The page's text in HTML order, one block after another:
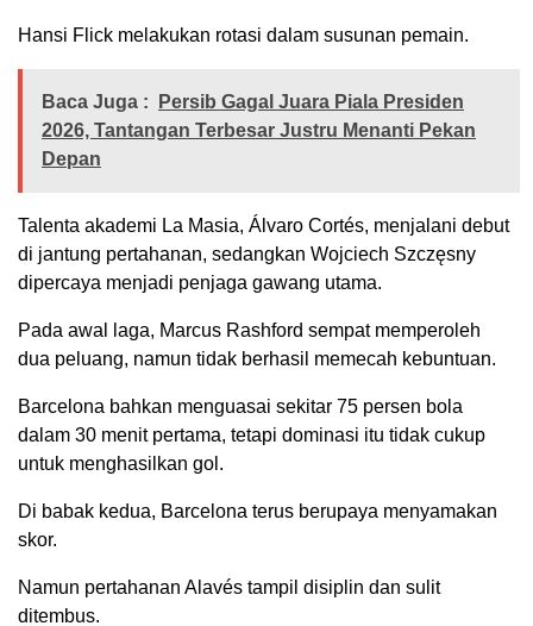
Hansi Flick melakukan rotasi dalam susunan pemain.
Baca Juga :
Persib Gagal Juara Piala Presiden
2026, Tantangan Terbesar Justru Menanti Pekan
Depan
Talenta akademi La Masia, Álvaro Cortés, menjalani debut
di jantung pertahanan, sedangkan Wojciech Szczęsny
dipercaya menjadi penjaga gawang utama.
Pada awal laga, Marcus Rashford sempat memperoleh
dua peluang, namun tidak berhasil memecah kebuntuan.
Barcelona bahkan menguasai sekitar 75 persen bola
dalam 30 menit pertama, tetapi dominasi itu tidak cukup
untuk menghasilkan gol.
Di babak kedua, Barcelona terus berupaya menyamakan
skor.
Namun pertahanan Alavés tampil disiplin dan sulit
ditembus.